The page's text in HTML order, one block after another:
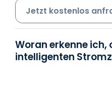
Jetzt kostenlos
Woran erkenne ich,
intelligenten